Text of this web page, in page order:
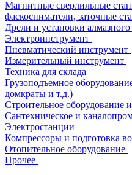
Магнитные сверлильные
фаскосниматели, заточные
Дрели и установки
Электроинструмент
Пневматический инструмент
Измерительный инструмент
Техника для склада
Грузоподъемное
домкраты и т.д.)
Строительное оборудование
Сантехническое и
Электростанции
Компрессоры и подготовка
Отопительное оборудование
Прочее